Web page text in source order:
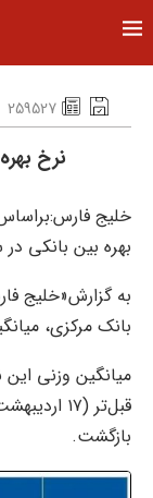
259527
نرخ
خلیج
بهره بین بانکی در سطح ۲۳.۹۶ درصد
به گزارش«خلیج
بانک مرکزی،
میانگین وزنی
بازگشت.